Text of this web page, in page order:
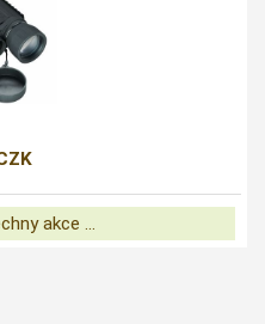
akce ...